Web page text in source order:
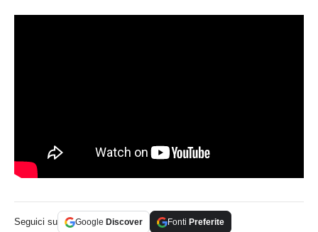
Seguici su Google Discover Fonti Preferite